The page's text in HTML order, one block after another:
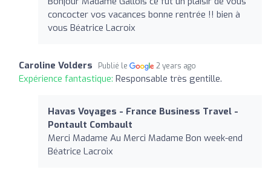
concocter vos vacances bonne rentrée !! bien à
vous Béatrice Lacroix
Caroline Volders Publié le 2 years ago
Expérience fantastique: Responsable très gentille.
Havas Voyages - France Business Travel -
Pontault Combault
Merci Madame Au Merci Madame Bon week-end
Béatrice Lacroix